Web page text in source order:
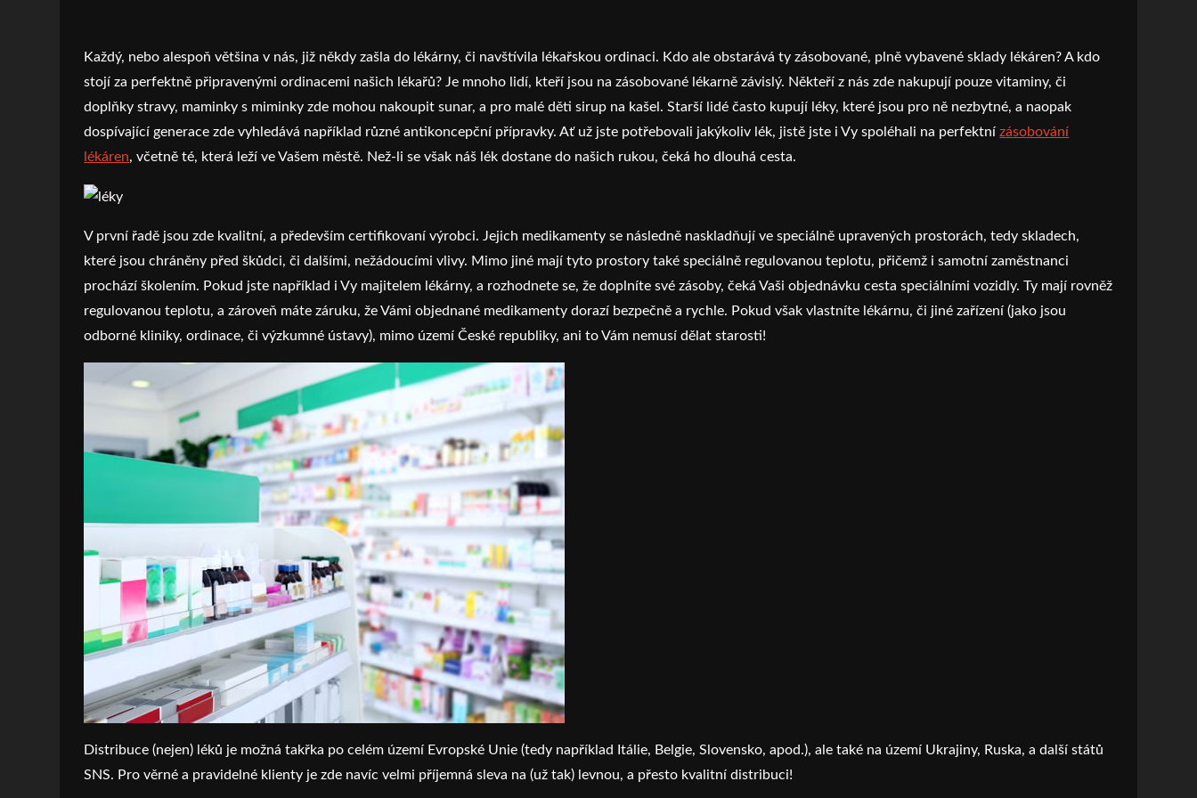
Každý, nebo alespoň většina v nás, již někdy zašla do lékárny, či navštívila lékařskou ordinaci. Kdo ale obstarává ty zásobované, plně vybavené sklady lékáren? A kdo
stojí za perfektně připravenými ordinacemi našich lékařů? Je mnoho lidí, kteří jsou na zásobované lékarně závislý. Někteří z nás zde nakupují pouze vitaminy, či
doplňky stravy, maminky s miminky zde mohou nakoupit sunar, a pro malé děti sirup na kašel. Starší lidé často kupují léky, které jsou pro ně nezbytné, a naopak
dospívající generace zde vyhledává například různé antikoncepční přípravky. Ať už jste potřebovali jakýkoliv lék, jistě jste i Vy spoléhali na perfektnízásobování
lékáren, včetně té, která leží ve Vašem městě. Než-li se však náš lék dostane do našich rukou, čeká ho dlouhá cesta.
V první řadě jsou zde kvalitní, a především certifikovaní výrobci. Jejich medikamenty se následně naskladňují ve speciálně upravených prostorách, tedy skladech,
které jsou chráněny před škůdci, či dalšími, nežádoucími vlivy. Mimo jiné mají tyto prostory také speciálně regulovanou teplotu, přičemž i samotní zaměstnanci
prochází školením. Pokud jste například i Vy majitelem lékárny, a rozhodnete se, že doplníte své zásoby, čeká Vaši objednávku cesta speciálními vozidly. Ty mají rovněž
regulovanou teplotu, a zároveň máte záruku, že Vámi objednané medikamenty dorazí bezpečně a rychle. Pokud však vlastníte lékárnu, či jiné zařízení (jako jsou
odborné kliniky, ordinace, či výzkumné ústavy), mimo území České republiky, ani to Vám nemusí dělat starosti!
Distribuce (nejen) léků je možná takřka po celém území Evropské Unie (tedy například Itálie, Belgie, Slovensko, apod.), ale také na území Ukrajiny, Ruska, a další států
SNS. Pro věrné a pravidelné klienty je zde navíc velmi příjemná sleva na (už tak) levnou, a přesto kvalitní distribuci!